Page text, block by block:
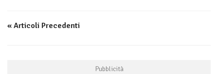
« Articoli Precedenti